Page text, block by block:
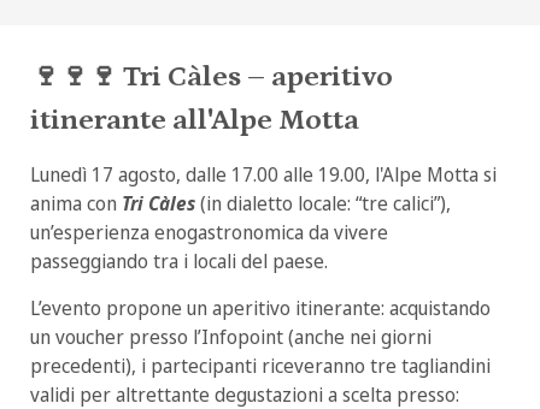
🍷 🍷 🍷 Tri Càles – aperitivo
itinerante all'Alpe Motta
Lunedì 17 agosto, dalle 17.00 alle 19.00, l'Alpe Motta si
anima con Tri Càles(in dialetto locale: “tre calici”),
un’esperienza enogastronomica da vivere
passeggiando tra i locali del paese.
L’evento propone un aperitivo itinerante: acquistando
un voucher presso l’Infopoint (anche nei giorni
precedenti), i partecipanti riceveranno tre tagliandini
validi per altrettante degustazioni a scelta presso: